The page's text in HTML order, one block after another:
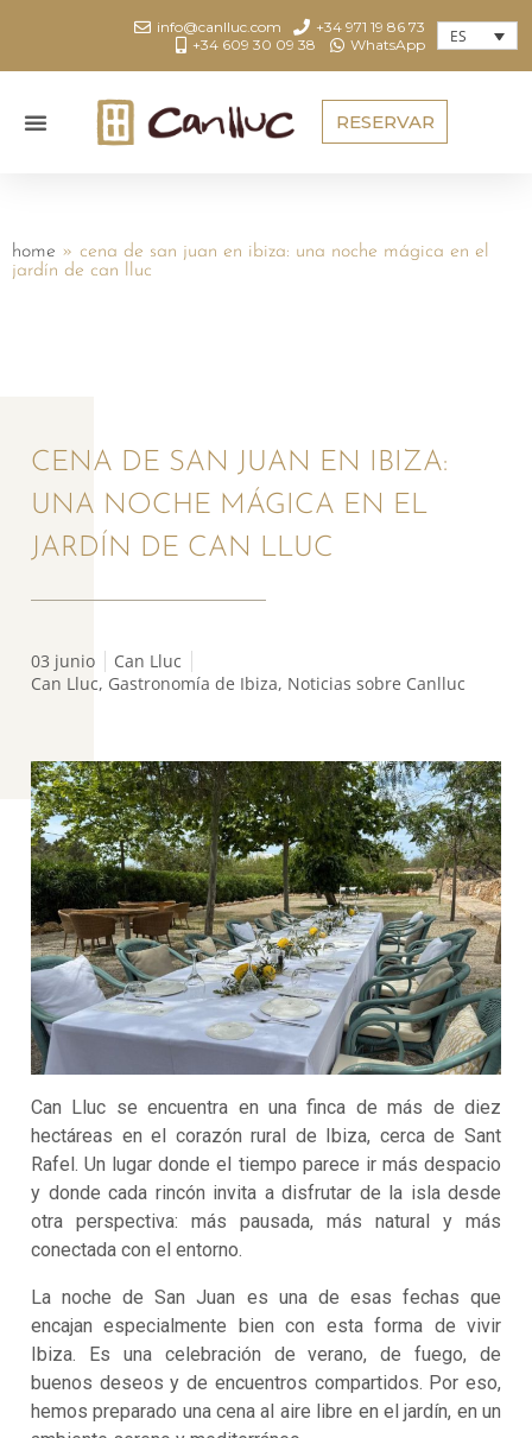
ES
info@canlluc.com
+34 971 19 86 73
+34 609 30 09 38
WhatsApp
RESERVAR
home » cena de san juan en ibiza: una noche mágica en el
jardín de can lluc
CENA DE SAN JUAN EN IBIZA:
UNA NOCHE MÁGICA EN EL
JARDÍN DE CAN LLUC
03 junio
Can Lluc
Can Lluc, Gastronomía de Ibiza, Noticias sobre Canlluc
Can Lluc se encuentra en una finca de más de diez
hectáreas en el corazón rural de Ibiza, cerca de Sant
Rafel. Un lugar donde el tiempo parece ir más despacio
y donde cada rincón invita a disfrutar de la isla desde
otra perspectiva: más pausada, más natural y más
conectada con el entorno.
La noche de San Juan es una de esas fechas que
encajan especialmente bien con esta forma de vivir
Ibiza. Es una celebración de verano, de fuego, de
buenos deseos y de encuentros compartidos. Por eso,
hemos preparado una cena al aire libre en el jardín, en un